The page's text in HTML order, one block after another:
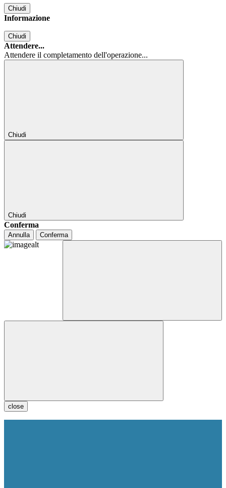
Chiudi
Informazione
Chiudi
Attendere...
Attendere il completamento dell'operazione...
Chiudi
Chiudi
Conferma
Annulla Conferma
close